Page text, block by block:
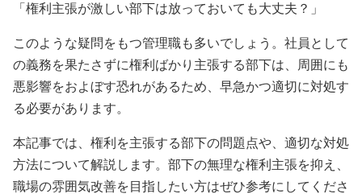
「権利主張が激しい部下は放っておいても大丈夫？」
このような疑問をもつ管理職も多いでしょう。社員として
の義務を果たさずに権利ばかり主張する部下は、周囲にも
悪影響をおよぼす恐れがあるため、早急かつ適切に対処す
る必要があります。
本記事では、権利を主張する部下の問題点や、適切な対処
方法について解説します。部下の無理な権利主張を抑え、
職場の雰囲気改善を目指したい方はぜひ参考にしてくださ